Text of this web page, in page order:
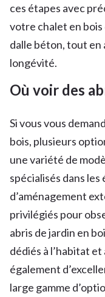
ces étapes avec
votre chalet en bois
dalle béton, tout en
longévité.
Où voir des
Si vous vous
bois, plusieurs
une variété de
spécialisés dans
d’aménagement
privilégiés pour
abris de jardin en
dédiés à l’habitat
également
large gamme